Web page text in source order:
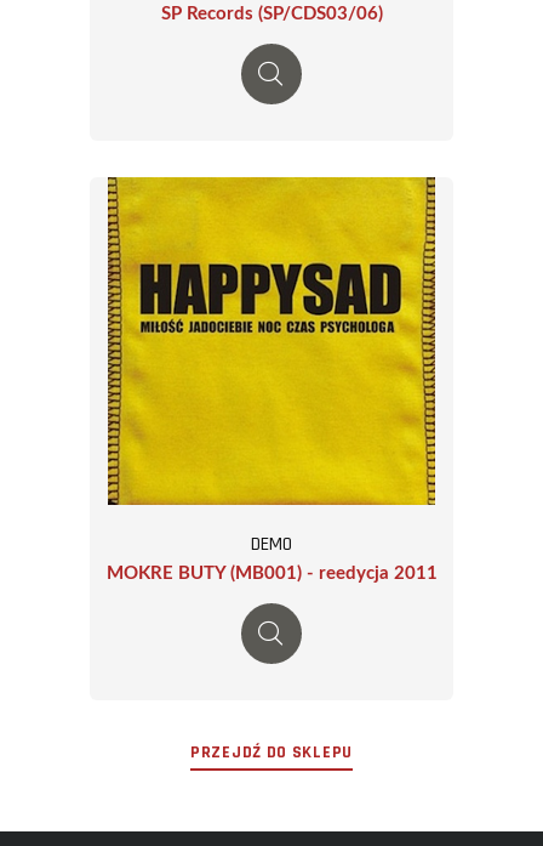
SP Records (SP/CDS03/06)
DEMO
MOKRE BUTY (MB001) - reedycja 2011
PRZEJDŹ DO SKLEPU